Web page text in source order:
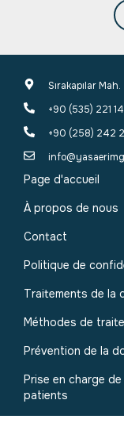
Sırakapılar
+90 (535) 221
+90 (258) 242
Page d'accueil
À propos de nous
Contact
Politique de
Traitements de la
Méthodes de
Prévention de la
Prise en charge
patients